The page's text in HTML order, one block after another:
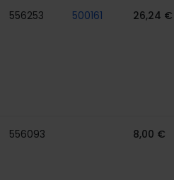
556253 500161 26,24 €
556093 8,00 €